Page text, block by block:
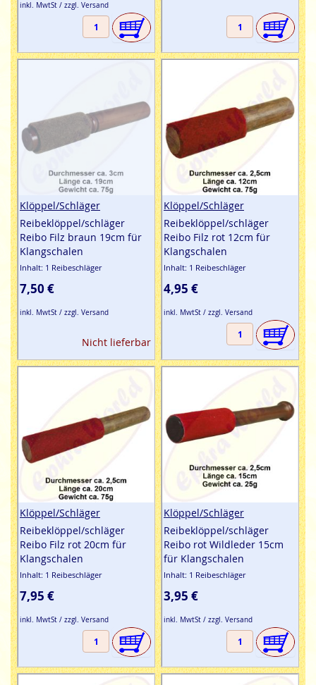
inkl. MwtSt / zzgl. Versand
Klöppel/Schläger
Reibeklöppel/schläger
Reibo Filz braun 19cm für
Klangschalen
Inhalt: 1 Reibeschläger
7,50 €
inkl. MwtSt / zzgl. Versand
Nicht lieferbar
Klöppel/Schläger
Reibeklöppel/schläger
Reibo Filz rot 12cm für
Klangschalen
Inhalt: 1 Reibeschläger
4,95 €
inkl. MwtSt / zzgl. Versand
Klöppel/Schläger
Reibeklöppel/schläger
Reibo Filz rot 20cm für
Klangschalen
Inhalt: 1 Reibeschläger
7,95 €
inkl. MwtSt / zzgl. Versand
Klöppel/Schläger
Reibeklöppel/schläger
Reibo rot Wildleder 15cm
für Klangschalen
Inhalt: 1 Reibeschläger
3,95 €
inkl. MwtSt / zzgl. Versand